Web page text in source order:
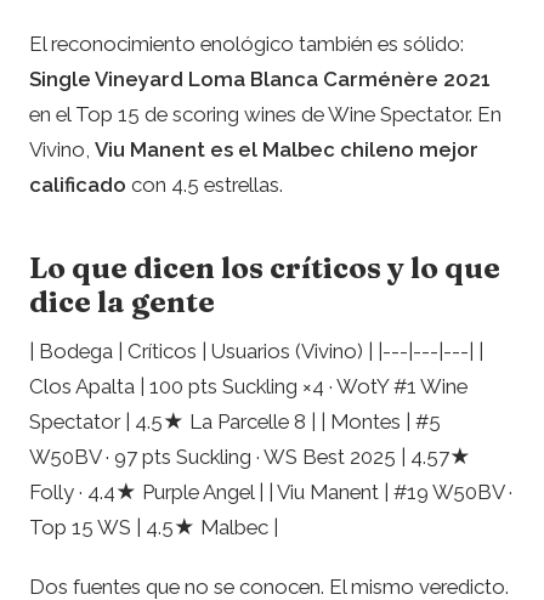
El reconocimiento enológico también es sólido:
Single Vineyard Loma Blanca Carménère 2021
en el Top 15 de scoring wines de Wine Spectator. En
Vivino, Viu Manent es el Malbec chileno mejor
calificado con 4.5 estrellas.
Lo que dicen los críticos y lo que
dice la gente
| Bodega | Críticos | Usuarios (Vivino) | |---|---|---| |
Clos Apalta | 100 pts Suckling ×4 · WotY #1 Wine
Spectator | 4.5★ La Parcelle 8 | | Montes | #5
W50BV · 97 pts Suckling · WS Best 2025 | 4.57★
Folly · 4.4★ Purple Angel | | Viu Manent | #19 W50BV ·
Top 15 WS | 4.5★ Malbec |
Dos fuentes que no se conocen. El mismo veredicto.